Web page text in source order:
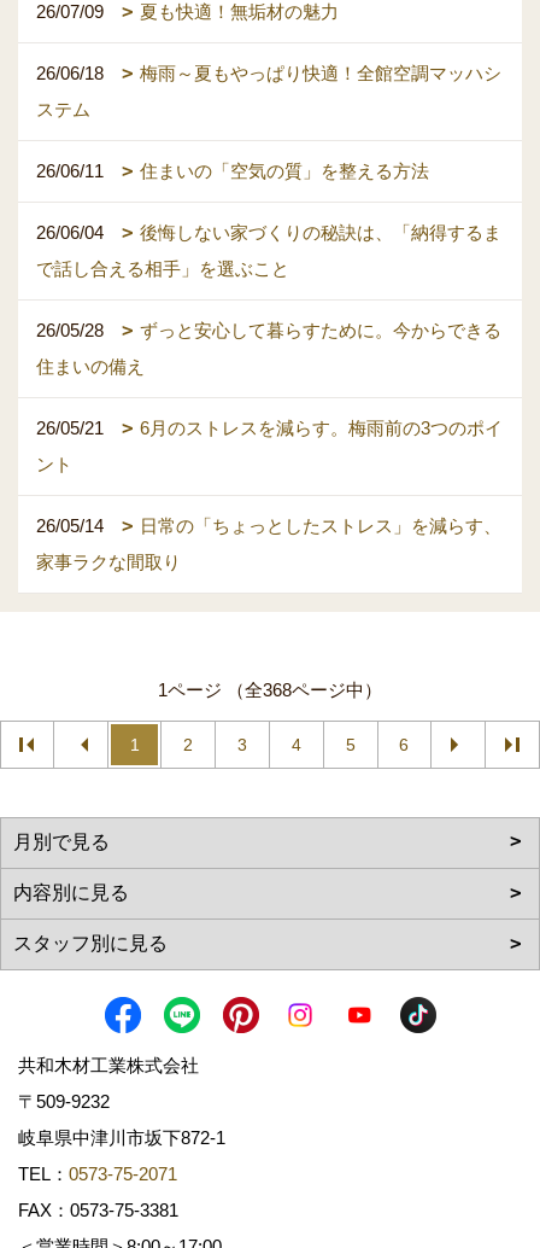
26/07/09 夏も快適！無垢材の魅力
26/06/18
梅雨～夏もやっぱり快適！全館空調マッハシ
ステム
26/06/11 住まいの「空気の質」を整える方法
26/06/04
後悔しない家づくりの秘訣は、「納得するま
で話し合える相手」を選ぶこと
26/05/28
ずっと安心して暮らすために。今からできる
住まいの備え
26/05/21
6月のストレスを減らす。梅雨前の3つのポイ
ント
26/05/14
日常の「ちょっとしたストレス」を減らす、
家事ラクな間取り
1ページ （全368ページ中）
1 2 3 4 5 6
共和木材工業株式会社
〒509-9232
岐阜県中津川市坂下872‐1
TEL： 0573-75-2071
FAX：0573-75-3381